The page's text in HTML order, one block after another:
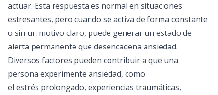
actuar. Esta respuesta es normal en situaciones
estresantes, pero cuando se activa de forma constante
o sin un motivo claro, puede generar un estado de
alerta permanente que desencadena ansiedad.
Diversos factores pueden contribuir a que una
persona experimente ansiedad, como
el estrés prolongado, experiencias traumáticas,